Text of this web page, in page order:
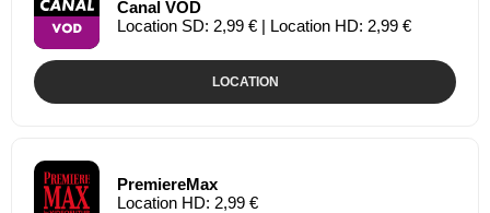
Canal VOD
Location SD: 2,99 € | Location HD: 2,99 €
LOCATION
PremiereMax
Location HD: 2,99 €